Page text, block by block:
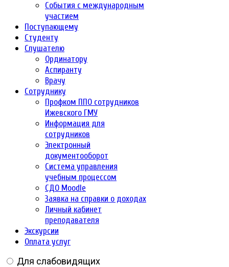
События с международным
участием
Поступающему
Студенту
Слушателю
Ординатору
Аспиранту
Врачу
Сотруднику
Профком ППО сотрудников
Ижевского ГМУ
Информация для
сотрудников
Электронный
документооборот
Система управления
учебным процессом
СДО Moodle
Заявка на справки о доходах
Личный кабинет
преподавателя
Экскурсии
Оплата услуг
Для слабовидящих